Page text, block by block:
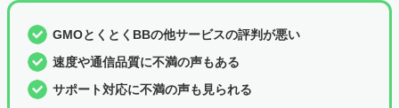
GMOとくとくBBの他サービスの評判が悪い
速度や通信品質に不満の声もある
サポート対応に不満の声も見られる